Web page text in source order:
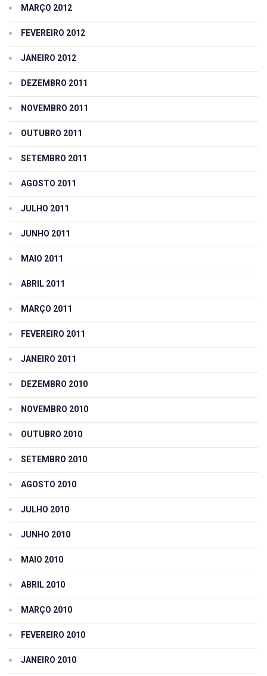
MARÇO 2012
FEVEREIRO 2012
JANEIRO 2012
DEZEMBRO 2011
NOVEMBRO 2011
OUTUBRO 2011
SETEMBRO 2011
AGOSTO 2011
JULHO 2011
JUNHO 2011
MAIO 2011
ABRIL 2011
MARÇO 2011
FEVEREIRO 2011
JANEIRO 2011
DEZEMBRO 2010
NOVEMBRO 2010
OUTUBRO 2010
SETEMBRO 2010
AGOSTO 2010
JULHO 2010
JUNHO 2010
MAIO 2010
ABRIL 2010
MARÇO 2010
FEVEREIRO 2010
JANEIRO 2010